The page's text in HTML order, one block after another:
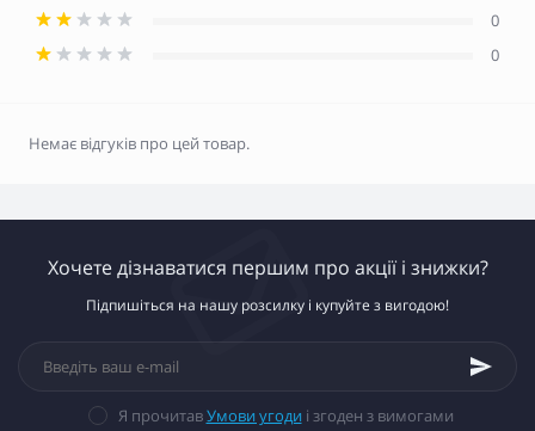
0
0
Немає відгуків про цей товар.
Хочете дізнаватися першим про акції і знижки?
Підпишіться на нашу розсилку і купуйте з вигодою!
Я прочитавУмови угоди і згоден з вимогами